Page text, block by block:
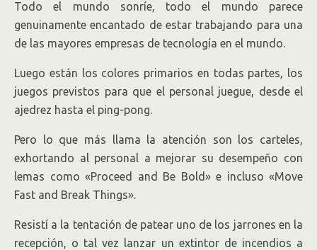
Todo el mundo sonríe, todo el mundo parece
genuinamente encantado de estar trabajando para una
de las mayores empresas de tecnología en el mundo.
Luego están los colores primarios en todas partes, los
juegos previstos para que el personal juegue, desde el
ajedrez hasta el ping-pong.
Pero lo que más llama la atención son los carteles,
exhortando al personal a mejorar su desempeño con
lemas como «Proceed and Be Bold» e incluso «Move
Fast and Break Things».
Resistí a la tentación de patear uno de los jarrones en la
recepción, o tal vez lanzar un extintor de incendios a